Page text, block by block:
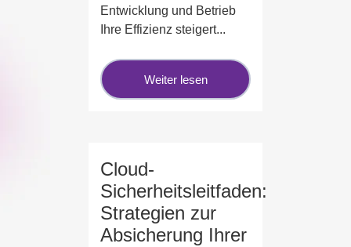
Entwicklung und Betrieb
Ihre Effizienz steigert...
Weiter lesen
Cloud-
Sicherheitsleitfaden:
Strategien zur
Absicherung Ihrer